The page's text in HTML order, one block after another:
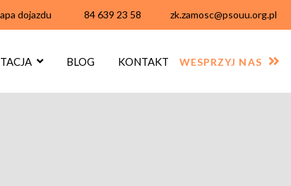
dojazdu 84 639 23 58 zk.zamosc@psouu.org.pl
WESPRZYJ NAS
BLOG KONTAKT